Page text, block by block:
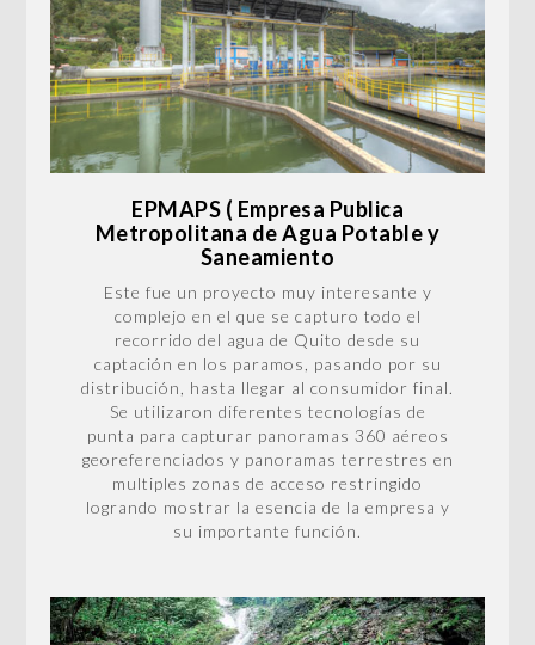
EPMAPS ( Empresa Publica
Metropolitana de Agua Potable y
Saneamiento
Este fue un proyecto muy interesante y
complejo en el que se capturo todo el
recorrido del agua de Quito desde su
captación en los paramos, pasando por su
distribución, hasta llegar al consumidor final.
Se utilizaron diferentes tecnologías de
punta para capturar panoramas 360 aéreos
georeferenciados y panoramas terrestres en
multiples zonas de acceso restringido
logrando mostrar la esencia de la empresa y
su importante función.